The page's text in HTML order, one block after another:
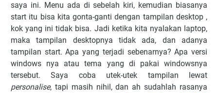
saya ini. Menu ada di sebelah kiri, kemudian biasanya
start itu bisa kita gonta-ganti dengan tampilan desktop ,
kok yang ini tidak bisa. Jadi ketika kita nyalakan laptop,
maka tampilan desktopnya tidak ada, dan adanya
tampilan start. Apa yang terjadi sebenarnya? Apa versi
windows nya atau tema yang di pakai windowsnya
tersebut. Saya coba utek-utek tampilan lewat
personalise, tapi masih nihil, dan ah sudahlah rasanya